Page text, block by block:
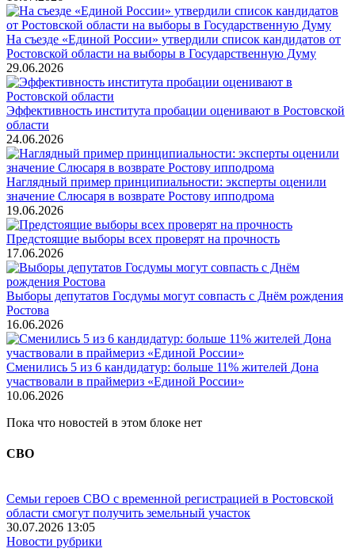
На съезде «Единой России» утвердили список кандидатов от
Ростовской области на выборы в Государственную Думу
29.06.2026
Эффективность института пробации оценивают в Ростовской
области
24.06.2026
Наглядный пример принципиальности: эксперты оценили
значение Слюсаря в возврате Ростову ипподрома
19.06.2026
Предстоящие выборы всех проверят на прочность
17.06.2026
Выборы депутатов Госдумы могут совпасть с Днём рождения
Ростова
16.06.2026
Сменились 5 из 6 кандидатур: больше 11% жителей Дона
участвовали в праймериз «Единой России»
10.06.2026
Пока что новостей в этом блоке нет
СВО
Семьи героев СВО с временной регистрацией в Ростовской
области смогут получить земельный участок
30.07.2026 13:05
Новости рубрики